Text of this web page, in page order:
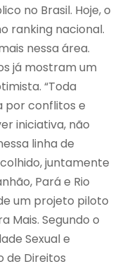
no Brasil. Hoje, o
ranking nacional.
nessa área.
já mostram um
“Toda
por conflitos e
iniciativa, não
linha de
juntamente
Pará e Rio
um projeto piloto
Mais. Segundo o
Sexual e
de Direitos